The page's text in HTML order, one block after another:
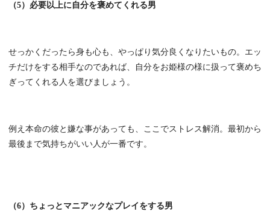
（5）必要以上に自分を褒めてくれる男
せっかくだったら身も心も、やっぱり気分良くなりたいもの。エッ
チだけをする相手なのであれば、自分をお姫様の様に扱って褒めち
ぎってくれる人を選びましょう。
例え本命の彼と嫌な事があっても、ここでストレス解消。最初から
最後まで気持ちがいい人が一番です。
（6）ちょっとマニアックなプレイをする男